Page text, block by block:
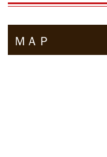
ＭＡＰ